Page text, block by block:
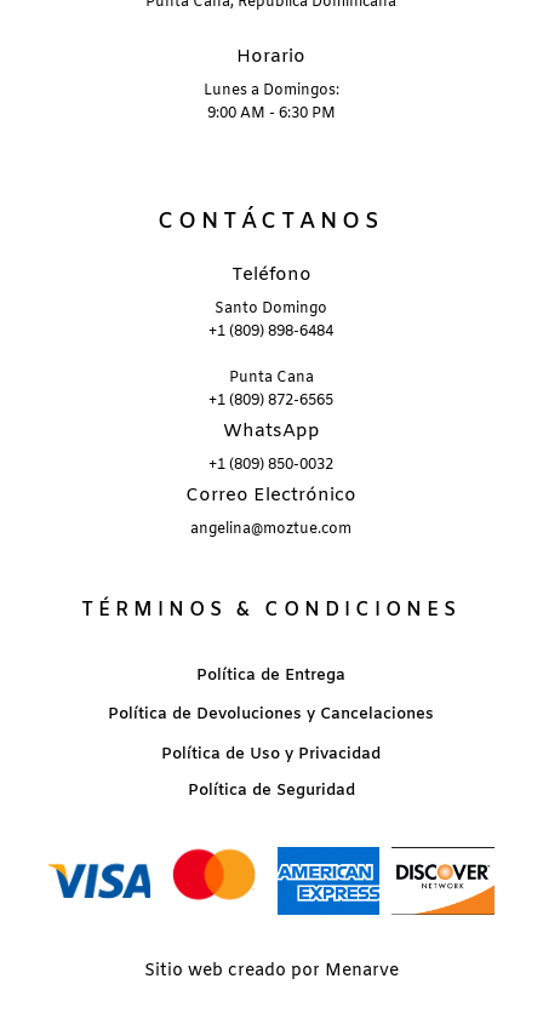
Horario
Lunes a Domingos:
9:00 AM - 6:30 PM
CONTÁCTANOS
Teléfono
Santo Domingo
+1 (809) 898-6484
Punta Cana
+1 (809) 872-6565
WhatsApp
+1 (809) 850-0032
Correo Electrónico
angelina@moztue.com
TÉRMINOS & CONDICIONES
Política de Entrega
Política de Devoluciones y Cancelaciones
Política de Uso y Privacidad
Política de Seguridad
Sitio web creado por Menarve